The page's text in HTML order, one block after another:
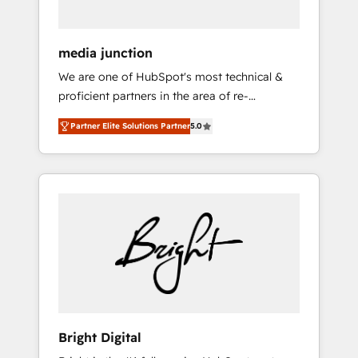
media junction
We are one of HubSpot's most technical &
proficient partners in the area of re-
platforming, website design & development.
We specialize in multi-hub implementations
for mid-market & enterprise companies. We
are woman-owned, powered by coffee, and
Impact Award 🏆2022 Technical Expertise
Impact Award 🏆2022 Platform Migration
Excellence Impact Award 🏆2020 Elite
Solutions Partner 🏆2019 Integrations
Website Design HubSpot Impact Award 🏆
Partner Elite Solutions Partner5.0
Bright Digital